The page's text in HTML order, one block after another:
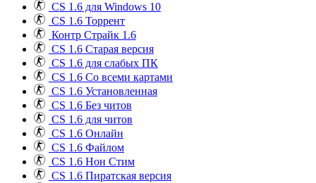
CS 1.6 для Windows 10
CS 1.6 Торрент
Контр Страйк 1.6
CS 1.6 Старая версия
CS 1.6 для слабых ПК
CS 1.6 Со всеми картами
CS 1.6 Установленная
CS 1.6 Без читов
CS 1.6 для читов
CS 1.6 Онлайн
CS 1.6 Файлом
CS 1.6 Нон Стим
CS 1.6 Пиратская версия